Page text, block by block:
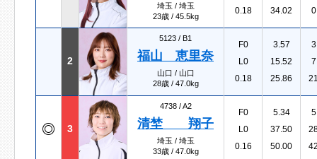
埼玉 / 埼玉
23歳 / 45.5kg
0.18
34.02
2
5123 / B1
福山 恵里奈
山口 / 山口
28歳 / 47.0kg
F0
L0
0.18
3.57
15.52
25.86
3
4738 /A2
清埜 翔子
埼玉 / 埼玉
33歳 / 47.0kg
F0
L0
0.16
5.34
37.50
50.00